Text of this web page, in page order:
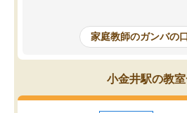
めて1年ほどだった今では平均点以
科目が増えてきました！あと1年受
であるので無料の週末教室を使用し
がら頑張って欲しいと思います！
家庭教師のガンバの
小金井駅の教